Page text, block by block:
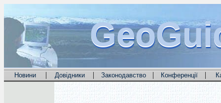
Новини | Довідники | Законодавство | Конференції |